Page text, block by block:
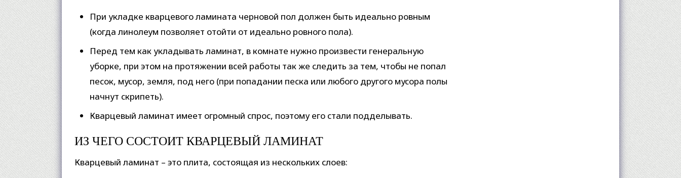
При укладке кварцевого ламината черновой пол должен быть идеально ровным
(когда линолеум позволяет отойти от идеально ровного пола).
Перед тем как укладывать ламинат, в комнате нужно произвести генеральную
уборке, при этом на протяжении всей работы так же следить за тем, чтобы не попал
песок, мусор, земля, под него (при попадании песка или любого другого мусора полы
начнут скрипеть).
Кварцевый ламинат имеет огромный спрос, поэтому его стали подделывать.
ИЗ ЧЕГО СОСТОИТ КВАРЦЕВЫЙ ЛАМИНАТ
Кварцевый ламинат – это плита, состоящая из нескольких слоев: